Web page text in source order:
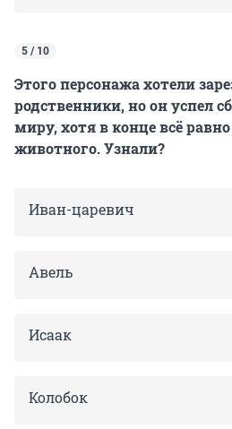
5 / 10
Этого персонажа хотели
родственники, но он успел
миру, хотя в конце всё
животного. Узнали?
Иван-царевич
Авель
Исаак
Колобок